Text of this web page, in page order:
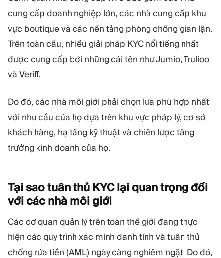
cung cấp doanh nghiệp lớn, các nhà cung cấp khu
vực boutique và các nền tảng phòng chống gian lận.
Trên toàn cầu, nhiều giải pháp KYC nổi tiếng nhất
được cung cấp bởi những cái tên như Jumio, Trulioo
và Veriff.
Do đó, các nhà môi giới phải chọn lựa phù hợp nhất
với nhu cầu của họ dựa trên khu vực pháp lý, cơ sở
khách hàng, hạ tầng kỹ thuật và chiến lược tăng
trưởng kinh doanh của họ.
Tại sao tuân thủ KYC lại quan trọng đối
với các nhà môi giới
Các cơ quan quản lý trên toàn thế giới đang thực
hiện các quy trình xác minh danh tính và tuân thủ
chống rửa tiền (AML) ngày càng nghiêm ngặt. Do đó,